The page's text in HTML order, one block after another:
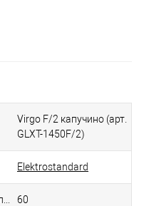
Virgo F/2 капучино (арт.
GLXT-1450F/2)
Elektrostandard
60